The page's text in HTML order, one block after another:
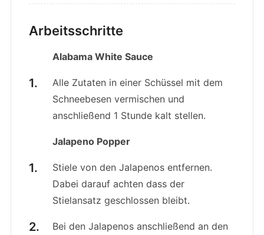
Arbeitsschritte
Alabama White Sauce
Alle Zutaten in einer Schüssel mit dem
Schneebesen vermischen und
anschließend 1 Stunde kalt stellen.
Jalapeno Popper
Stiele von den Jalapenos entfernen.
Dabei darauf achten dass der
Stielansatz geschlossen bleibt.
Bei den Jalapenos anschließend an den